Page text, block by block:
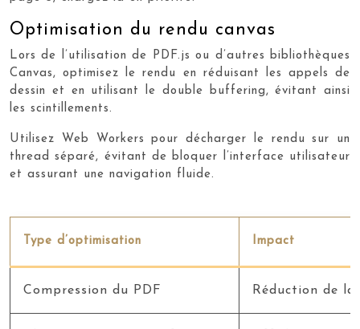
Optimisation du rendu canvas
Lors de l’utilisation de PDF.js ou d’autres bibliothèques
Canvas, optimisez le rendu en réduisant les appels de
dessin et en utilisant le double buffering, évitant ainsi
les scintillements.
Utilisez Web Workers pour décharger le rendu sur un
thread séparé, évitant de bloquer l’interface utilisateur
et assurant une navigation fluide.
Type d’optimisation Impact
Compression du PDF Réduction de